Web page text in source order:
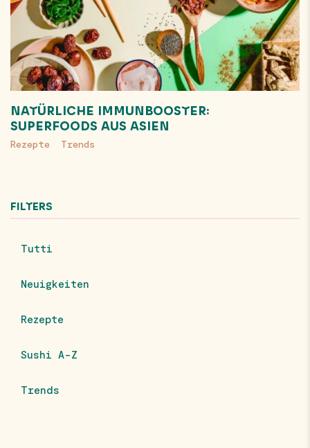
NATÜRLICHE IMMUNBOOSTER:
SUPERFOODS AUS ASIEN
Rezepte Trends
FILTERS
Tutti
Neuigkeiten
Rezepte
Sushi A-Z
Trends